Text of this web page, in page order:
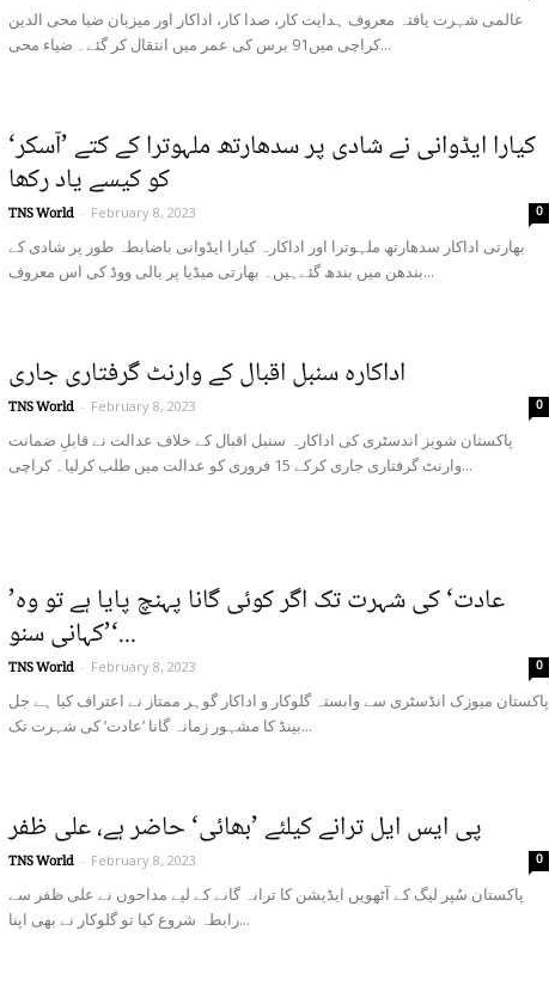
عالمی شہرت یافتہ معروف ہدایت کار، صدا کار، اداکار اور میزبان ضیا محی الدین
کراچی میں91 برس کی عمر میں انتقال کر گئے۔ ضیاء محی...
کیارا ایڈوانی نے شادی پر سدھارتھ ملہوترا کے کتے ’آسکر‘
کو کیسے یاد رکھا
TNS World - February 8, 2023 0
بھارتی اداکار سدھارتھ ملہوترا اور اداکارہ کیارا ایڈوانی باضابطہ طور پر شادی کے
بندھن میں بندھ گئےہیں۔ بھارتی میڈیا پر بالی ووڈ کی اس معروف...
اداکارہ سنبل اقبال کے وارنٹ گرفتاری جاری
TNS World - February 8, 2023 0
پاکستان شوبز اندسٹری کی اداکارہ سنبل اقبال کے خلاف عدالت نے قابلِ ضمانت
وارنٹ گرفتاری جاری کرکے 15 فروری کو عدالت میں طلب کرلیا۔ کراچی...
’عادت‘ کی شہرت تک اگر کوئی گانا پہنچ پایا ہے تو وہ
’کہانی سنو‘...
TNS World - February 8, 2023 0
پاکستان میوزک انڈسٹری سے وابستہ گلوکار و اداکار گوہر ممتاز نے اعتراف کیا ہے جل
بینڈ کا مشہور زمانہ گانا ’عادت‘ کی شہرت تک...
پی ایس ایل ترانے کیلئے ’بھائی‘ حاضر ہے، علی ظفر
TNS World - February 8, 2023 0
پاکستان سُپر لیگ کے آٹھویں ایڈیشن کا ترانہ گانے کے لیے مداحوں نے علی ظفر سے
رابطہ شروع کیا تو گلوکار نے بھی اپنا...